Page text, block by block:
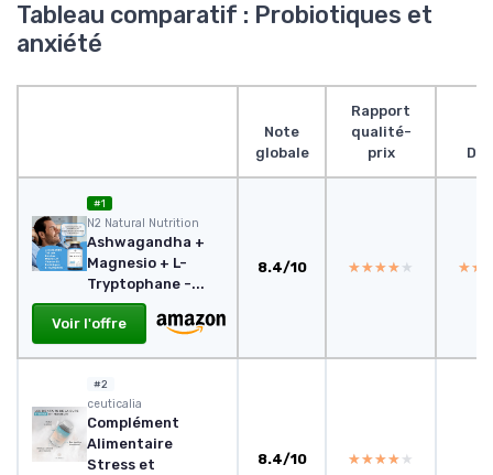
Tableau comparatif : Probiotiques et
anxiété
Note
globale
Rapport
qualité-
prix
#1
N2 Natural Nutrition
Ashwagandha +
Magnesio + L-
Tryptophane -...
Voir l'offre
8.4/10 ★★★★★
★★★★★
#2
ceuticalia
Complément
Alimentaire
Stress et
8.4/10 ★★★★★
★★★★★